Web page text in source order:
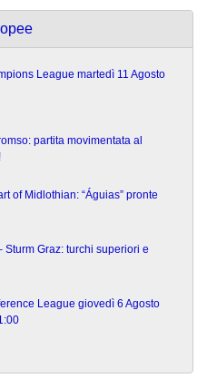
League martedì 11 Agosto
partita movimentata al
of Midlothian: “Águias” pronte
Sturm Graz: turchi superiori e
League giovedì 6 Agosto